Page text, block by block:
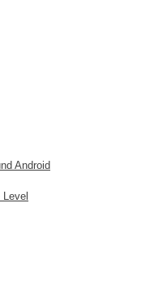
Android